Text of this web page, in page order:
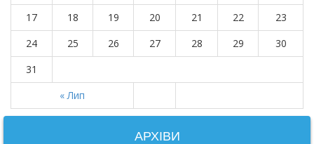
« Лип
17
18 19 20 21 22
23
24
25 26 27 28 29
30
31
АРХІВИ